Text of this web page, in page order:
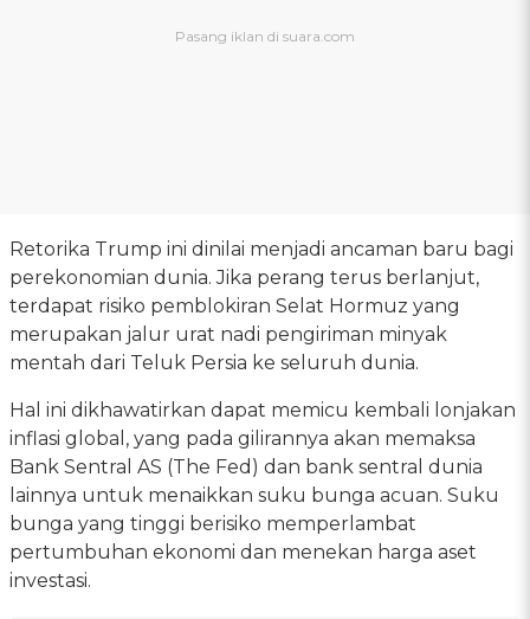
Retorika Trump ini dinilai menjadi ancaman baru bagi
perekonomian dunia. Jika perang terus berlanjut,
terdapat risiko pemblokiran Selat Hormuz yang
merupakan jalur urat nadi pengiriman minyak
mentah dari Teluk Persia ke seluruh dunia.
Hal ini dikhawatirkan dapat memicu kembali lonjakan
inflasi global, yang pada gilirannya akan memaksa
Bank Sentral AS (The Fed) dan bank sentral dunia
lainnya untuk menaikkan suku bunga acuan. Suku
bunga yang tinggi berisiko memperlambat
pertumbuhan ekonomi dan menekan harga aset
investasi.